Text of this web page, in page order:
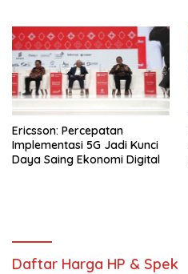
Ericsson: Percepatan
Implementasi 5G Jadi Kunci
Daya Saing Ekonomi Digital
Daftar Harga HP & Spek